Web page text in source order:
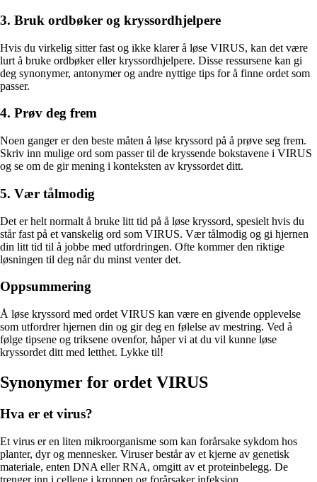
3. Bruk ordbøker og kryssordhjelpere
Hvis du virkelig sitter fast og ikke klarer å løse VIRUS, kan det være
lurt å bruke ordbøker eller kryssordhjelpere. Disse ressursene kan gi
deg synonymer, antonymer og andre nyttige tips for å finne ordet som
passer.
4. Prøv deg frem
Noen ganger er den beste måten å løse kryssord på å prøve seg frem.
Skriv inn mulige ord som passer til de kryssende bokstavene i VIRUS
og se om de gir mening i konteksten av kryssordet ditt.
5. Vær tålmodig
Det er helt normalt å bruke litt tid på å løse kryssord, spesielt hvis du
står fast på et vanskelig ord som VIRUS. Vær tålmodig og gi hjernen
din litt tid til å jobbe med utfordringen. Ofte kommer den riktige
løsningen til deg når du minst venter det.
Oppsummering
Å løse kryssord med ordet VIRUS kan være en givende opplevelse
som utfordrer hjernen din og gir deg en følelse av mestring. Ved å
følge tipsene og triksene ovenfor, håper vi at du vil kunne løse
kryssordet ditt med letthet. Lykke til!
Synonymer for ordet VIRUS
Hva er et virus?
Et virus er en liten mikroorganisme som kan forårsake sykdom hos
planter, dyr og mennesker. Viruser består av et kjerne av genetisk
materiale, enten DNA eller RNA, omgitt av et proteinbelegg. De
trenger inn i cellene i kroppen og forårsaker infeksjon.